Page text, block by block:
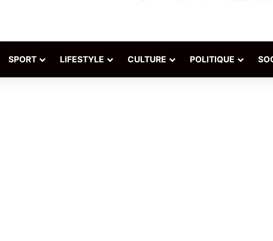
SPORT LIFESTYLE CULTURE POLITIQUE